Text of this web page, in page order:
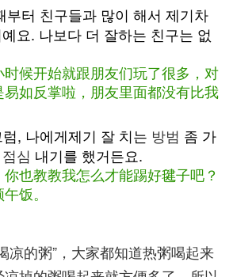
부터 친구들과 많이 해서 제기차
요. 나보다 더 잘하는 친구는 없
候开始就跟朋友们玩了很多，对
如反掌啦，朋友里面都没有比我
, 나에게제기 잘 치는 방범 좀 가
점심 내기를 했거든요.
也教教我怎么才能踢好毽子吧？
饭。
凉的粥”，大家都知道热粥喝起来